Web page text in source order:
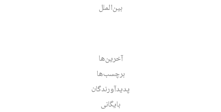
بین‌الملل
آخرین‌ها
برچسب‌ها
پدیدآورندگان
بایگانی